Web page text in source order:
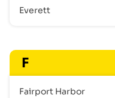
Mã Cảng :
Địa chỉ :
Everett
F
Fairport Harbor